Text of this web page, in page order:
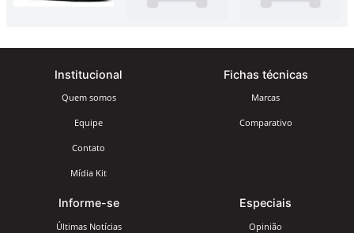
Institucional
Quem somos
Equipe
Contato
Mídia Kit
Fichas técnicas
Marcas
Comparativo
Informe-se
Últimas Notícias
Especiais
Opinião